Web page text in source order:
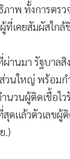
าพ ทั้งการตร
ที่เคยสัมผัสใก
านมา รัฐบาลสิ
วนใหญ่ พร้อม
นวนผู้ติดเชื้อไว
สุดแล้วตัวเลขผู้
.)